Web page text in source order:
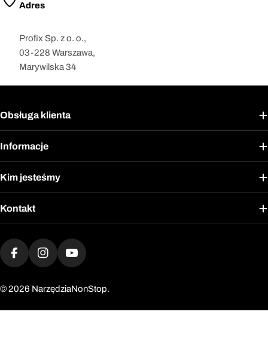
Adres
Profix Sp. z o. o.,
03-228 Warszawa,
Marywilska 34
Obsługa klienta
Informacje
Kim jesteśmy
Kontakt
Metody
płatności
FacebookInstagramYouTube
© 2026 NarzędziaNonStop.